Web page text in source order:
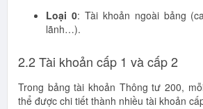
Loại 0: Tài khoản ngoài bảng
lãnh…).
2.2 Tài khoản cấp 1 và cấp 2
Trong bảng tài khoản Thông tư 200,
thể được chi tiết thành nhiều tài khoản